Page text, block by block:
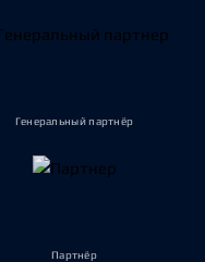
Генеральный партнёр
Партнёр